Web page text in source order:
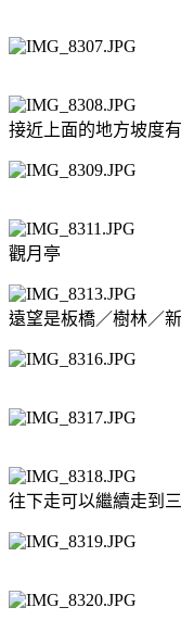
接近上面的地方坡度
觀月亭
遠望是板橋／樹林／
往下走可以繼續走到